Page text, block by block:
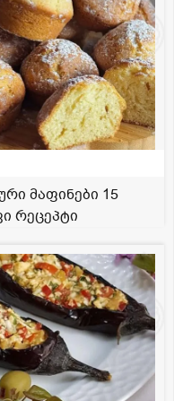
მაფინები 15
რეცეპტი